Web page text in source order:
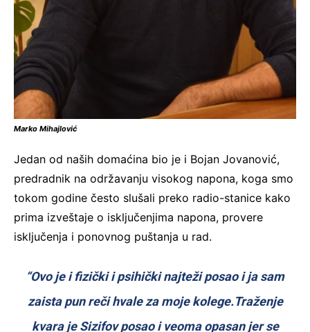
Marko Mihajlović
Jedan od naših domaćina bio je i Bojan Jovanović,
predradnik na održavanju visokog napona, koga smo
tokom godine često slušali preko radio-stanice kako
prima izveštaje o isključenjima napona, provere
isključenja i ponovnog puštanja u rad.
“Ovo je i fizički i psihički najteži posao i ja sam
zaista pun reči hvale za moje kolege.Traženje
kvara je Sizifov posao i veoma opasan jer se